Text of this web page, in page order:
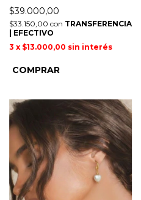
$39.000,00
$33.150,00 con TRANSFERENCIA
| EFECTIVO
3 x $13.000,00 sin interés